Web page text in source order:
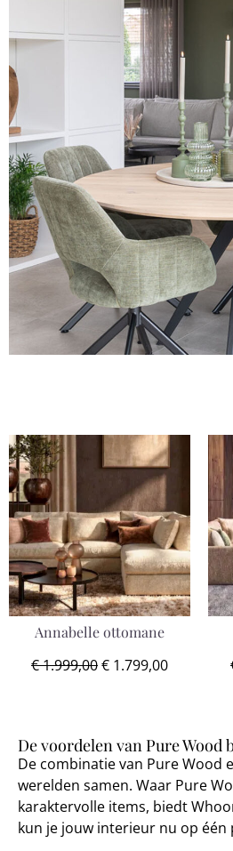
Annabelle ottomane
€1.999,00€ 1.799,00
De voordelen van Pure Wood
De combinatie van Pure Wood
werelden samen. Waar Pure
karaktervolle items, biedt
kun je jouw interieur nu op één